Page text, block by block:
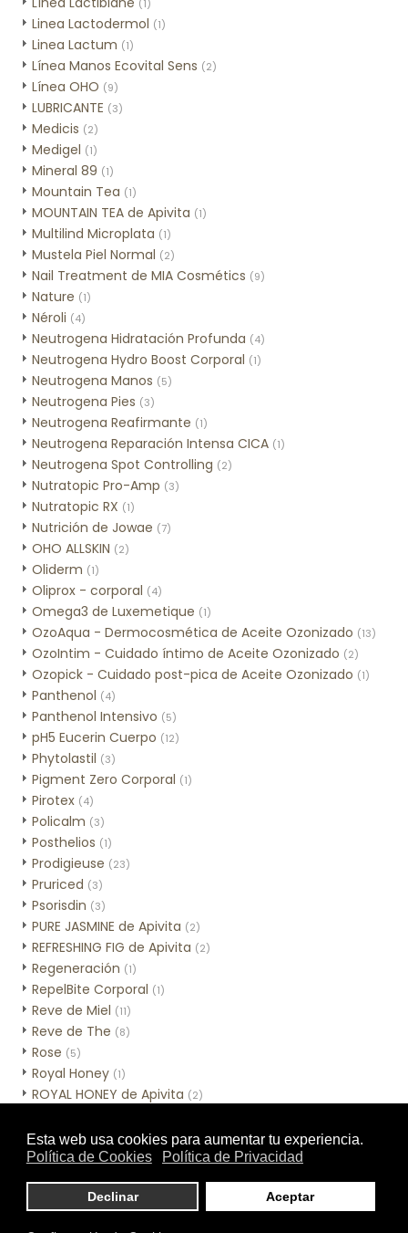
(1)
Linea Lactodermol (1)
Linea Lactum (1)
Línea Manos Ecovital Sens (2)
Línea OHO (9)
LUBRICANTE (3)
Medicis (2)
Medigel (1)
Mineral 89 (1)
Mountain Tea (1)
MOUNTAIN TEA de Apivita (1)
Multilind Microplata (1)
Mustela Piel Normal (2)
Nail Treatment de MIA Cosmétics (9)
Nature (1)
Néroli (4)
Neutrogena Hidratación Profunda (4)
Neutrogena Hydro Boost Corporal (1)
Neutrogena Manos (5)
Neutrogena Pies (3)
Neutrogena Reafirmante (1)
Neutrogena Reparación Intensa CICA (1)
Neutrogena Spot Controlling (2)
Nutratopic Pro-Amp (3)
Nutratopic RX (1)
Nutrición de Jowae (7)
OHO ALLSKIN (2)
Oliderm (1)
Oliprox - corporal (4)
Omega3 de Luxemetique (1)
OzoAqua - Dermocosmética de Aceite Ozonizado (13)
OzoIntim - Cuidado íntimo de Aceite Ozonizado (2)
Ozopick - Cuidado post-pica de Aceite Ozonizado (1)
Panthenol (4)
Panthenol Intensivo (5)
pH5 Eucerin Cuerpo (12)
Phytolastil (3)
Pigment Zero Corporal (1)
Pirotex (4)
Policalm (3)
Posthelios (1)
Prodigieuse (23)
Pruriced (3)
Psorisdin (3)
PURE JASMINE de Apivita (2)
REFRESHING FIG de Apivita (2)
Regeneración (1)
RepelBite Corporal (1)
Reve de Miel (11)
Reve de The (8)
Rose (5)
Royal Honey (1)
ROYAL HONEY de Apivita (2)
Sebamed Higiene (10)
Sensinol Corporal (2)
SESCACAY (3)
Skincare de MIA Cosmétics